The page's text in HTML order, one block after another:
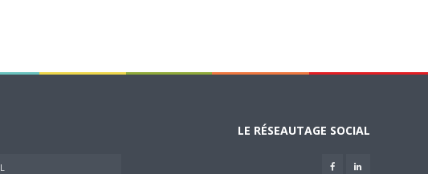
LE RÉSEAUTAGE SOCIAL